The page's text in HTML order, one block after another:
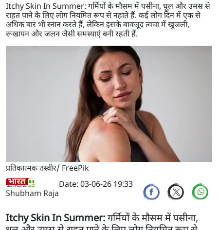
Itchy Skin In Summer: गर्मियों के मौसम में पसीना, धूल और उमस से
राहत पाने के लिए लोग नियमित रूप से नहाते हैं. कई लोग दिन में एक से
अधिक बार भी स्नान करते हैं, लेकिन इसके बावजूद त्वचा में खुजली,
रूखापन और जलन जैसी समस्याएं बनी रहती हैं.
प्रतिकात्मक तस्वीर/ FreePik
Shubham Raja
Date: 03-06-26 19:33
Itchy Skin In Summer:गर्मियों के मौसम में पसीना,